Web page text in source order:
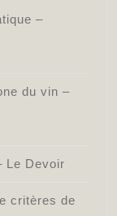
–
–
du vin –
Le Devoir
critères de